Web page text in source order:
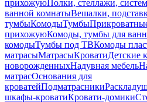
прихожуюПолки, стеллажи,
ванной комнатыВешалки,
тумбыКомодыТумбы
прихожуюКомоды, тумбы для
комодыТумбы под ТВКомоды
матрасыМатрасыКроватиДетские
новорожденныхНадувная мебель
матрасОснования для
кроватейПодматрасники
шкафы-кроватиКровати-домики